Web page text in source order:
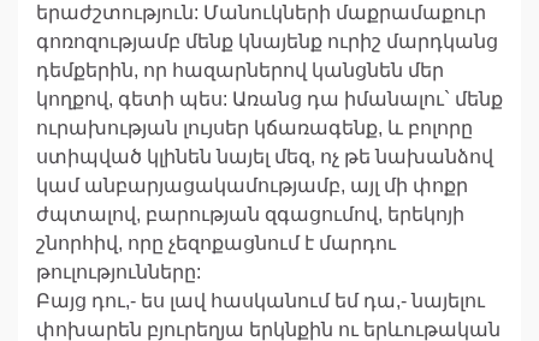
երաժշտություն: Մանուկների մաքրամաքուր
գոռոզությամբ մենք կնայենք ուրիշ մարդկանց
դեմքերին, որ հազարներով կանցնեն մեր
կողքով, գետի պես: Առանց դա իմանալու` մենք
ուրախության լույսեր կճառագենք, և բոլորը
ստիպված կլինեն նայել մեզ, ոչ թե նախանձով
կամ անբարյացակամությամբ, այլ մի փոքր
ժպտալով, բարության զգացումով, երեկոյի
շնորհիվ, որը չեզոքացնում է մարդու
թուլությունները:
Բայց դու,- ես լավ հասկանում եմ դա,- նայելու
փոխարեն բյուրեղյա երկնքին ու երևութական